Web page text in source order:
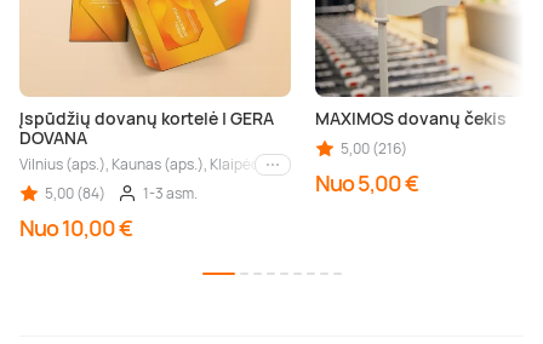
Įspūdžių dovanų kortelė | GERA
DOVANA
Vilnius (aps.), Kaunas (aps.), Klaipėda (aps.), Palanga (aps.), Nida (aps.),
Kiti miestai
5,00 (84)
1-3 asm.
Nuo 10,00 €
MAXIMOS dovanų čekis
5,00 (216)
Nuo 5,00 €